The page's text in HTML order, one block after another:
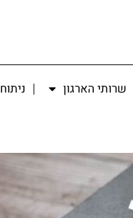
שרותי הארגון